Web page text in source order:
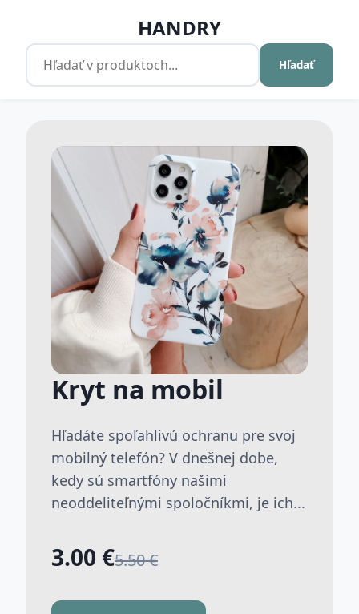
HANDRY
Hľadať
Kryt na mobil
Hľadáte spoľahlivú ochranu pre svoj
mobilný telefón? V dnešnej dobe,
kedy sú smartfóny našimi
neoddeliteľnými spoločníkmi, je ich...
3.00 €5.50 €